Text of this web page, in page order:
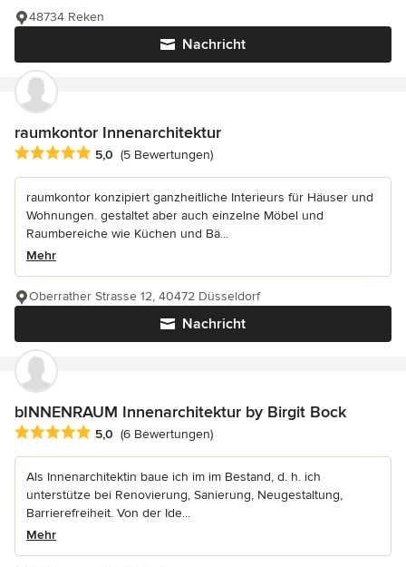
Nachricht
48734 Reken
raumkontor Innenarchitektur
Durchschnittliche Bewertung: 5 von 5 Sternen
5,0 (5 Bewertungen)
raumkontor konzipiert ganzheitliche Interieurs für Häuser und
Wohnungen. gestaltet aber auch einzelne Möbel und
Raumbereiche wie Küchen und Bä...
Mehr
Nachricht
Oberrather Strasse 12, 40472 Düsseldorf
bINNENRAUM Innenarchitektur by Birgit Bock
Durchschnittliche Bewertung: 5 von 5 Sternen
5,0 (6 Bewertungen)
Als Innenarchitektin baue ich im im Bestand, d. h. ich
unterstütze bei Renovierung, Sanierung, Neugestaltung,
Barrierefreiheit. Von der Ide...
Mehr